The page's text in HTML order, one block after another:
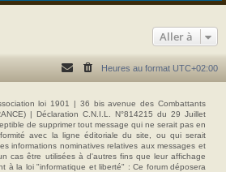
Aller à
Heures au format UTC+02:00
loi 1901 | 36 bis avenue des Combattants
| Déclaration C.N.I.L. N°814215 du 29 Juillet
de supprimer tout message qui ne serait pas en
avec la ligne éditoriale du site, ou qui serait
informations nominatives relatives aux messages et
cas être utilisées à d'autres fins que leur affichage
à la loi "informatique et liberté" : Ce forum déposera